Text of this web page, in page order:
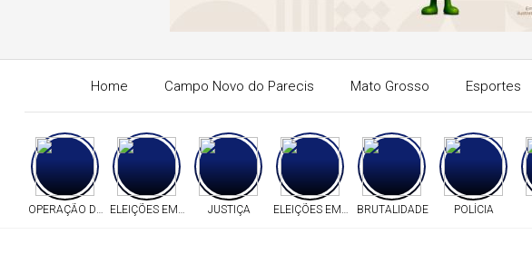
Home Campo Novo do Parecis Mato Grosso Esportes
OPERAÇÃO DA PFELEIÇÕES EM MT JUSTIÇA ELEIÇÕES EM MTBRUTALIDADE POLÍCIA